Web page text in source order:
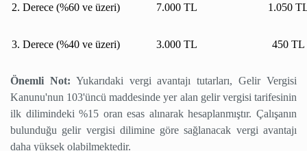
2. Derece (%60 ve üzeri) 7.000 TL 1.050
3. Derece (%40 ve üzeri) 3.000 TL 450 TL
Önemli Not: Yukarıdaki vergi avantajı tutarları, Gelir Vergisi
Kanunu'nun 103'üncü maddesinde yer alan gelir vergisi tarifesinin
ilk dilimindeki %15 oran esas alınarak hesaplanmıştır. Çalışanın
bulunduğu gelir vergisi dilimine göre sağlanacak vergi avantajı
daha yüksek olabilmektedir.